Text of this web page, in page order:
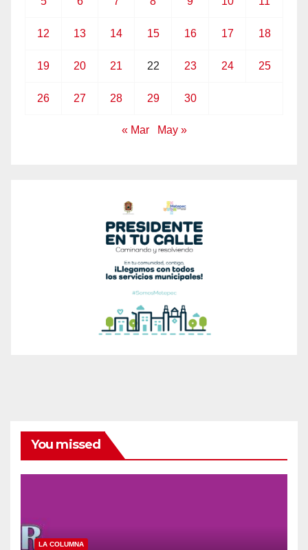
12 13 14 15 16 17 18
19 20 21 22 23 24 25
26 27 28 29 30
« Mar May »
You missed
LA COLUMNA